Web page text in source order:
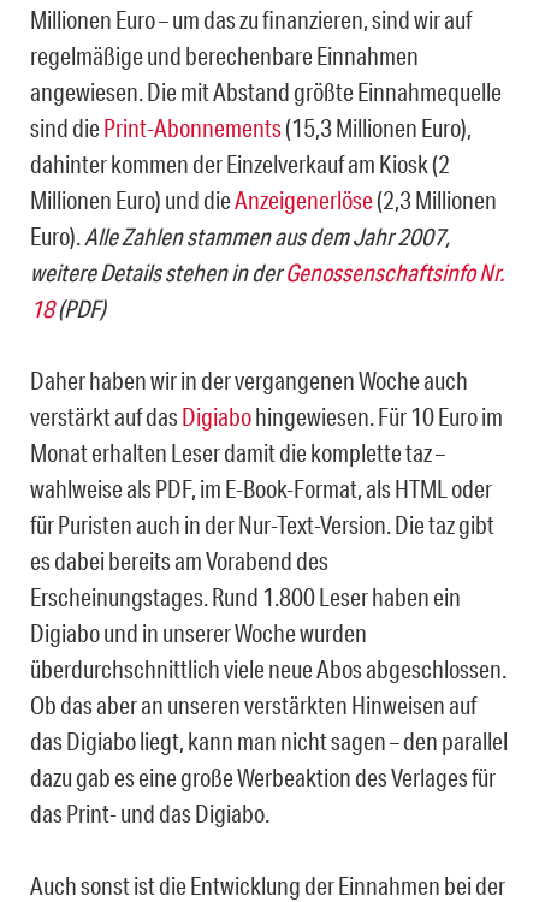
Millionen Euro – um das zu finanzieren, sind wir auf
regelmäßige und berechenbare Einnahmen
angewiesen. Die mit Abstand größte Einnahmequelle
sind diePrint-Abonnements(15,3 Millionen Euro),
dahinter kommen der Einzelverkauf am Kiosk (2
Millionen Euro) und dieAnzeigenerlöse(2,3 Millionen
Euro).Alle Zahlen stammen aus dem Jahr 2007,
weitere Details stehen in derGenossenschaftsinfo Nr.
18(PDF)
Daher haben wir in der vergangenen Woche auch
verstärkt auf dasDigiabohingewiesen. Für 10 Euro im
Monat erhalten Leser damit die komplette taz –
wahlweise als PDF, im E-Book-Format, als HTML oder
für Puristen auch in der Nur-Text-Version. Die taz gibt
es dabei bereits am Vorabend des
Erscheinungstages. Rund 1.800 Leser haben ein
Digiabo und in unserer Woche wurden
überdurchschnittlich viele neue Abos abgeschlossen.
Ob das aber an unseren verstärkten Hinweisen auf
das Digiabo liegt, kann man nicht sagen – den parallel
dazu gab es eine große Werbeaktion des Verlages für
das Print- und das Digiabo.
Auch sonst ist die Entwicklung der Einnahmen bei der